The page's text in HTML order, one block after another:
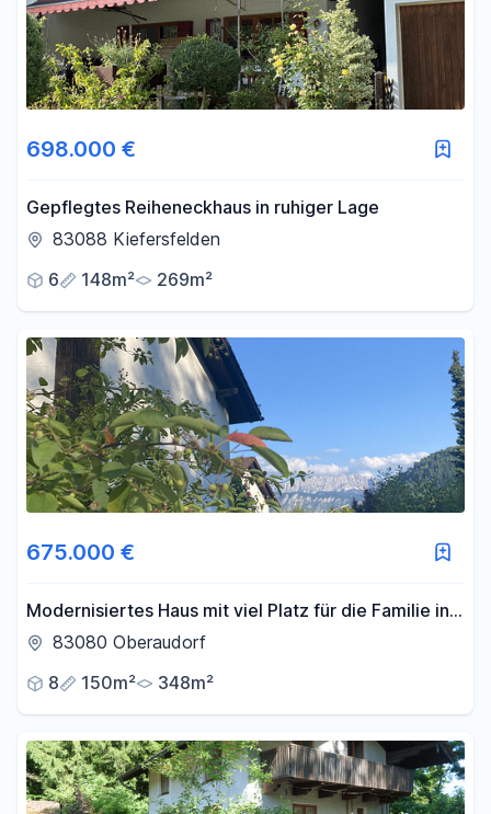
698.000 €
Gepflegtes Reiheneckhaus in ruhiger Lage
83088 Kiefersfelden
6
148m² 269m²
675.000 €
Modernisiertes Haus mit viel Platz für die Familie in
traumhafter Lage
83080 Oberaudorf
8
150m² 348m²